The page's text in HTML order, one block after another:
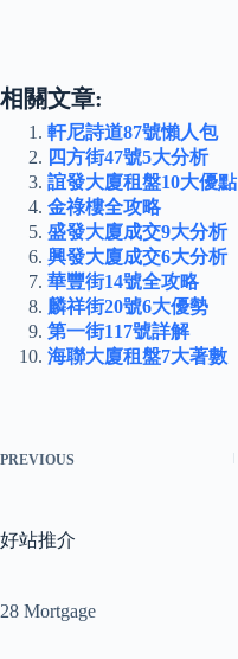
相關文章:
軒尼詩道87號懶人包
四方街47號5大分析
誼發大廈租盤10大優點
金祿樓全攻略
盛發大廈成交9大分析
興發大廈成交6大分析
華豐街14號全攻略
麟祥街20號6大優勢
第一街117號詳解
海聯大廈租盤7大著數
PREVIOUS
好站推介
28 Mortgage